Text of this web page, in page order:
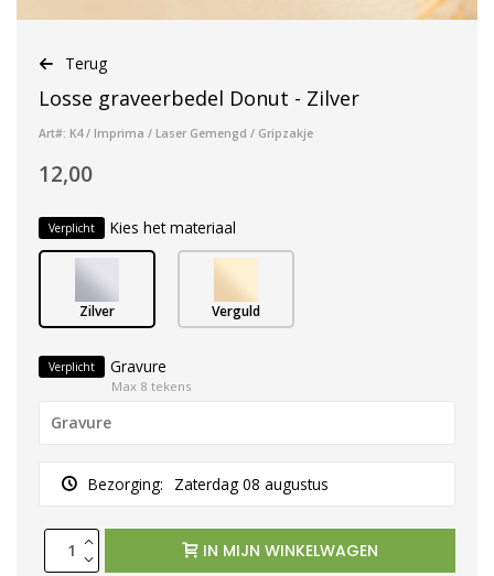
Terug
Losse graveerbedel Donut - Zilver
Art#: K4 / Imprima / Laser Gemengd / Gripzakje
12,00
Verplicht Kies het materiaal
Zilver Verguld
Verplicht Gravure
Max 8 tekens
Bezorging: Zaterdag 08 augustus
IN MIJN WINKELWAGEN